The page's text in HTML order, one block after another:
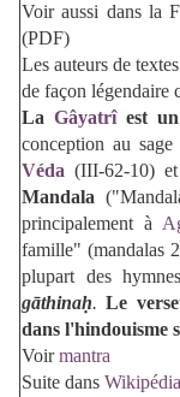
Voir aussi dans la
(PDF)
Les auteurs de
de façon légendaire
La Gâyatrî est
conception au
Véda (III-62-10)
Mandala
principalement à
famille" (mandalas
plupart des
gāthinaḥ.Le
dans l'hindouisme
Voirmantra
Suite dans Wikipédia